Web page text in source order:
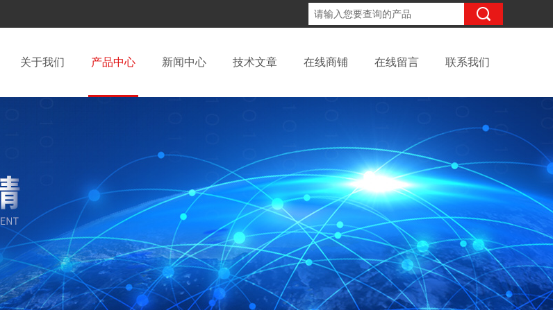
关于我们 产品中心 新闻中心 技术文章 在线商铺 在线留言 联系我们